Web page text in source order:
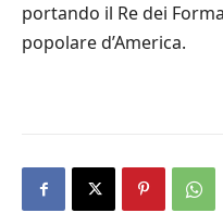
portando il Re dei
popolare d’America.